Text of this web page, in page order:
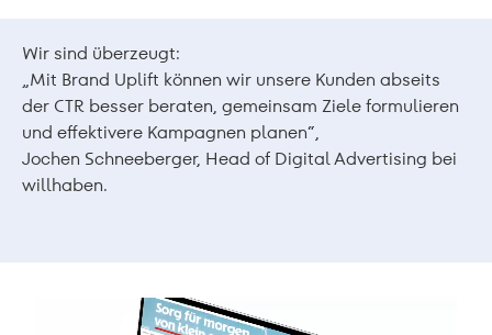
Wir sind überzeugt:
„Mit Brand Uplift können wir unsere Kunden abseits
der CTR besser beraten, gemeinsam Ziele formulieren
und effektivere Kampagnen planen“,
Jochen Schneeberger, Head of Digital Advertising bei
willhaben.